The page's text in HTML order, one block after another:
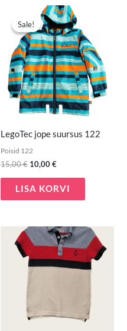
Sale!
Sale!
LegoTec jope suursus 122
Poisid 122
15,00€
Algne
hind
oli:
15,00 €.
10,00€
Praegune
hind
on:
10,00 €.
LISA KORVI